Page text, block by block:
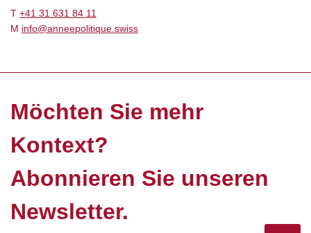
T +41 31 631 84 11
M info@anneepolitique.swiss
Möchten Sie mehr
Kontext?
Abonnieren Sie unseren
Newsletter.